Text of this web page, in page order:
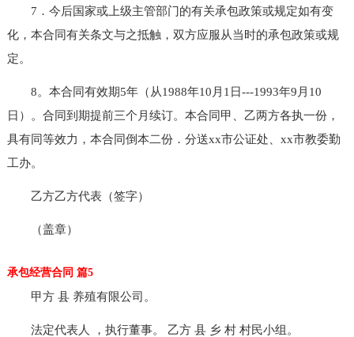
7．今后国家或上级主管部门的有关承包政策或规定如有变
化，本合同有关条文与之抵触，双方应服从当时的承包政策或规
定。
8。本合同有效期5年（从1988年10月1日---1993年9月10
日）。合同到期提前三个月续订。本合同甲、乙两方各执一份，
具有同等效力，本合同倒本二份．分送xx市公证处、xx市教委勤
工办。
乙方乙方代表（签字）
（盖章）
承包经营合同 篇5
甲方 县 养殖有限公司。
法定代表人 ，执行董事。 乙方 县 乡 村 村民小组。